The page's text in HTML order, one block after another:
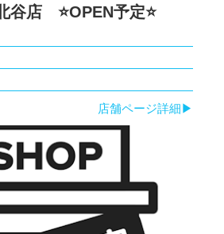
谷店 ⭐️OPEN予定⭐️
店舗ページ詳細▶